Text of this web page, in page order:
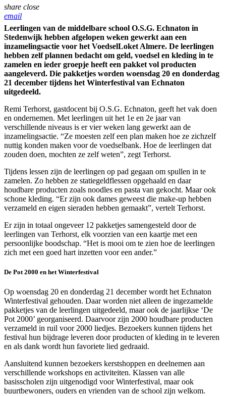
share close
email
Leerlingen van de middelbare school O.S.G. Echnaton in
Stedenwijk hebben afgelopen weken gewerkt aan een
inzamelingsactie voor het VoedselLoket Almere. De leerlingen
hebben zelf plannen bedacht om geld, voedsel en kleding in te
zamelen en ieder groepje heeft een pakket vol producten
aangeleverd. Die pakketjes worden woensdag 20 en donderdag
21 december tijdens het Winterfestival van Echnaton
uitgedeeld.
Remi Terhorst, gastdocent bij O.S.G. Echnaton, geeft het vak doen
en ondernemen. Met leerlingen uit het 1e en 2e jaar van
verschillende niveaus is er vier weken lang gewerkt aan de
inzamelingsactie. “Ze moesten zelf een plan maken hoe ze zichzelf
nuttig konden maken voor de voedselbank. Hoe de leerlingen dat
zouden doen, mochten ze zelf weten”, zegt Terhorst.
Tijdens lessen zijn de leerlingen op pad gegaan om spullen in te
zamelen. Zo hebben ze statiegeldflessen opgehaald en daar
houdbare producten zoals noodles en pasta van gekocht. Maar ook
schone kleding. “Er zijn ook dames geweest die make-up hebben
verzameld en eigen sieraden hebben gemaakt”, vertelt Terhorst.
Er zijn in totaal ongeveer 12 pakketjes samengesteld door de
leerlingen van Terhorst, elk voorzien van een kaartje met een
persoonlijke boodschap. “Het is mooi om te zien hoe de leerlingen
zich met een goed hart inzetten voor een ander.”
De Pot 2000 en het Winterfestival
Op woensdag 20 en donderdag 21 december wordt het Echnaton
Winterfestival gehouden. Daar worden niet alleen de ingezamelde
pakketjes van de leerlingen uitgedeeld, maar ook de jaarlijkse ‘De
Pot 2000’ georganiseerd. Daarvoor zijn 2000 houdbare producten
verzameld in ruil voor 2000 liedjes. Bezoekers kunnen tijdens het
festival hun bijdrage leveren door producten of kleding in te leveren
en als dank wordt hun favoriete lied gedraaid.
Aansluitend kunnen bezoekers kerstshoppen en deelnemen aan
verschillende workshops en activiteiten. Klassen van alle
basisscholen zijn uitgenodigd voor Winterfestival, maar ook
buurtbewoners, ouders en vrienden van de school zijn welkom.